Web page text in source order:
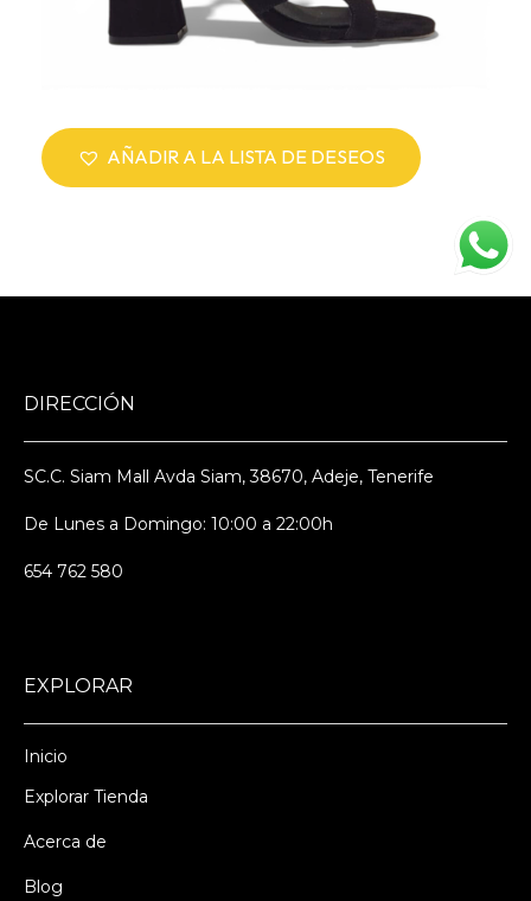
AÑADIR A LA LISTA DE DESEOS
DIRECCIÓN
SC.C. Siam Mall Avda Siam, 38670, Adeje, Tenerife
De Lunes a Domingo: 10:00 a 22:00h
654 762 580
EXPLORAR
Inicio
Explorar Tienda
Acerca de
Blog